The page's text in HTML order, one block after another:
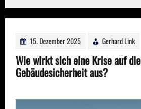
15. Dezember 2025 Gerhard Link
Wie wirkt sich eine Krise auf die
Gebäudesicherheit aus?